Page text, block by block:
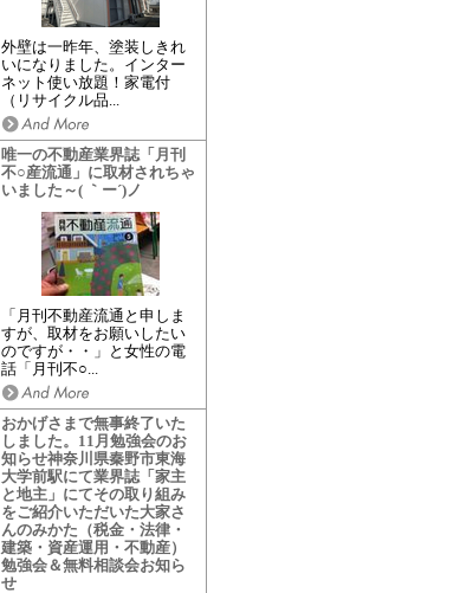
外壁は一昨年、塗装しきれ
いになりました。インター
ネット使い放題！家電付
（リサイクル品...
唯一の不動産業界誌「月刊
不○産流通」に取材されちゃ
いました～( ｀ー´)ノ
「月刊不動産流通と申しま
すが、取材をお願いしたい
のですが・・」と女性の電
話「月刊不○...
おかげさまで無事終了いた
しました。11月勉強会のお
知らせ神奈川県秦野市東海
大学前駅にて業界誌「家主
と地主」にてその取り組み
をご紹介いただいた大家さ
んのみかた（税金・法律・
建築・資産運用・不動産）
勉強会＆無料相談会お知ら
せ